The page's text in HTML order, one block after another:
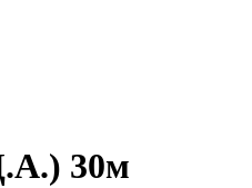
30м